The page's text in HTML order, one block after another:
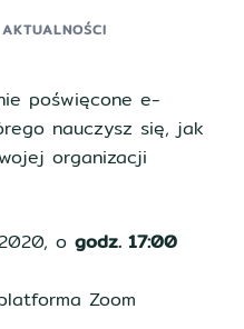
AKTUALNOŚCI
poświęcone e-
nauczysz się, jak
organizacji
o godz. 17:00
Zoom